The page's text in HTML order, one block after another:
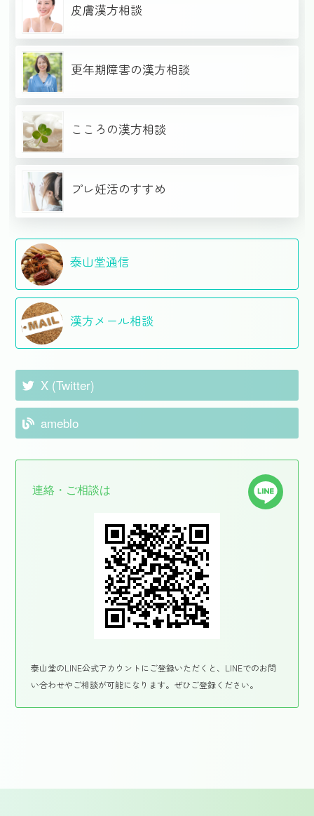
皮膚漢方相談
更年期障害の漢方相談
こころの漢方相談
プレ妊活のすすめ
泰山堂通信
漢方メール相談
X (Twitter)
ameblo
連絡・ご相談は
泰山堂のLINE公式アカウントにご登録いただくと、LINEでのお問
い合わせやご相談が可能になります。ぜひご登録ください。